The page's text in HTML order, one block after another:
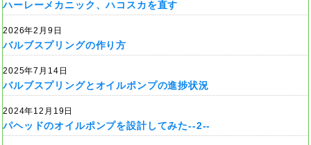
ハーレーメカニック、ハコスカを直す
2026年2月9日
バルブスプリングの作り方
2025年7月14日
バルブスプリングとオイルポンプの進捗状況
2024年12月19日
パヘッドのオイルポンプを設計してみた--2--